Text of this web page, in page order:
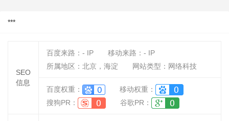
***
SEO
信息
百度来路： - IP 移动来路： - IP
所属地区：北京，海淀
网站类型：网络科技
百度权重：
移动权重：
搜狗PR：
谷歌PR：